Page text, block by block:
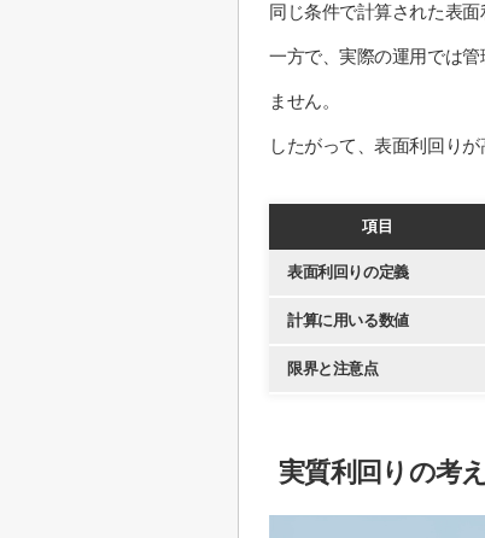
同じ条件で計算された表
一方で、実際の運用では
ません。
したがって、表面利回り
項目
表面利回りの定義
計算に用いる数値
限界と注意点
実質利回りの考